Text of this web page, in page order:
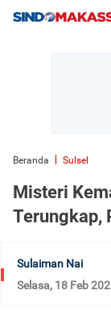
Beranda Sulsel
Misteri
Terungkap,
Sulaiman Nai
Selasa, 18 Feb